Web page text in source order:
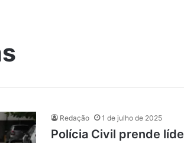
Redação 1 de julho de 2025
Polícia Civil prende